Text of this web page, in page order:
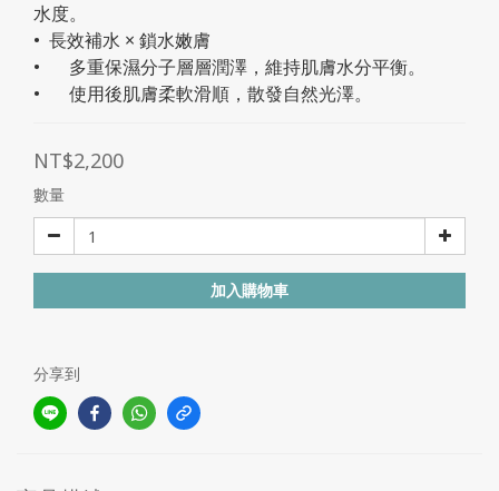
水度。
•  長效補水 × 鎖水嫩膚
•	多重保濕分子層層潤澤，維持肌膚水分平衡。
•	使用後肌膚柔軟滑順，散發自然光澤。
NT$2,200
數量
加入購物車
分享到